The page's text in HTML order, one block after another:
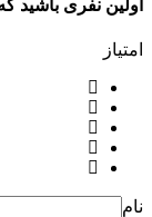
اولین نفری باشید
امتیاز
نام